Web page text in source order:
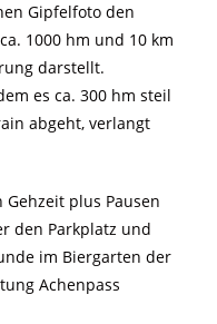
Gipfelfoto den
1000 hm und 10 km
darstellt.
es ca. 300 hm steil
abgeht, verlangt
Gehzeit plus Pausen
den Parkplatz und
im Biergarten der
Achenpass